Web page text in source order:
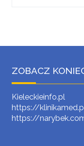
ZOBACZ
Kieleckieinfo.pl
https://
https://